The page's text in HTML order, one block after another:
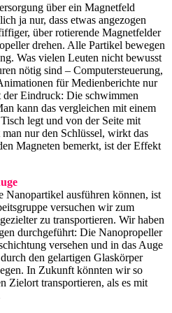
über ein Magnetfeld
ja nur, dass etwas angezogen
über rotierende Magnetfelder
drehen. Alle Partikel bewegen
Was vielen Leuten nicht bewusst
nötig sind – Computersteuerung,
für Medienberichte nur
der Eindruck: Die schwimmen
kann das vergleichen mit einem
legt und von der Seite mit
nur den Schlüssel, wirkt das
Magneten bemerkt, ist der Effekt
ausführen können, ist
versuchen wir zum
zu transportieren. Wir haben
durchgeführt: Die Nanopropeller
versehen und in das Auge
den gelartigen Glaskörper
In Zukunft könnten wir so
Zielort transportieren, als es mit